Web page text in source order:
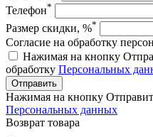
Телефон*
Размер скидки, %*
Согласие на обработку
Нажимая на кнопку
обработку Персональных
Отправить
Нажимая на кнопку
Персональных данных
Возврат товара